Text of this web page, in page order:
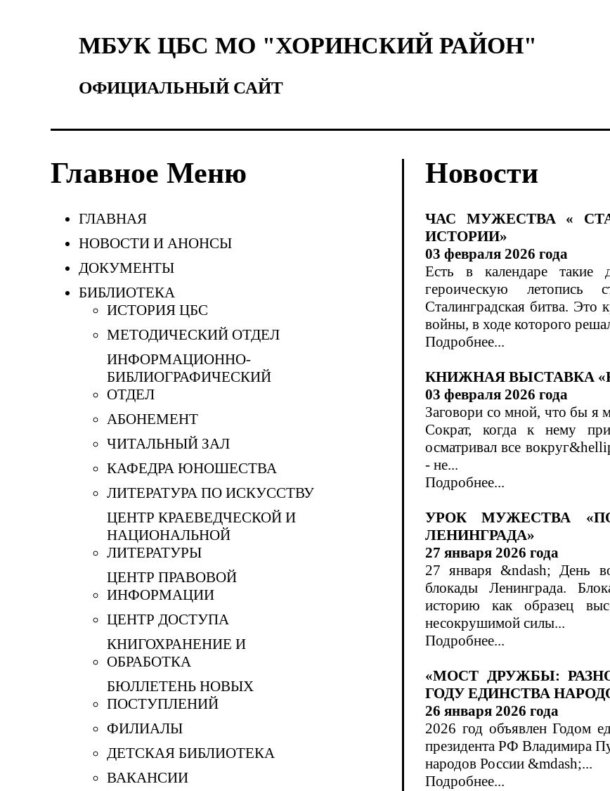
МБУК ЦБС МО "ХОРИНСКИЙ РАЙОН"
ОФИЦИАЛЬНЫЙ САЙТ
Главное Меню
ГЛАВНАЯ
НОВОСТИ И АНОНСЫ
ДОКУМЕНТЫ
БИБЛИОТЕКА
ИСТОРИЯ ЦБС
МЕТОДИЧЕСКИЙ ОТДЕЛ
ИНФОРМАЦИОННО-
БИБЛИОГРАФИЧЕСКИЙ
ОТДЕЛ
АБОНЕМЕНТ
ЧИТАЛЬНЫЙ ЗАЛ
КАФЕДРА ЮНОШЕСТВА
ЛИТЕРАТУРА ПО ИСКУССТВУ
ЦЕНТР КРАЕВЕДЧЕСКОЙ И
НАЦИОНАЛЬНОЙ
ЛИТЕРАТУРЫ
ЦЕНТР ПРАВОВОЙ
ИНФОРМАЦИИ
ЦЕНТР ДОСТУПА
КНИГОХРАНЕНИЕ И
ОБРАБОТКА
БЮЛЛЕТЕНЬ НОВЫХ
ПОСТУПЛЕНИЙ
ФИЛИАЛЫ
ДЕТСКАЯ БИБЛИОТЕКА
ВАКАНСИИ
Новости
ЧАС МУЖЕСТВА «
ИСТОРИИ»
03 февраля 2026 года
Есть в календаре такие
героическую
Сталинградская битва.
войны, в ходе которого
Подробнее...
КНИЖНАЯ ВЫСТАВКА
03 февраля 2026 года
Заговори со мной, что бы я
Сократ, когда к нему
осматривал все
- не...
Подробнее...
УРОК МУЖЕСТВА
ЛЕНИНГРАДА»
27 января 2026 года
27 января &ndash; День
блокады Ленинграда.
историю как образец
несокрушимой силы...
Подробнее...
«МОСТ ДРУЖБЫ:
ГОДУ ЕДИНСТВА
26 января 2026 года
2026 год объявлен Годом
президента РФ Владимира
народов России &mdash;...
Подробнее...